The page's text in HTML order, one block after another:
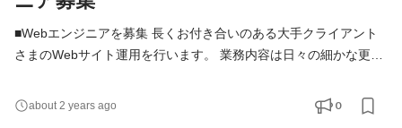
■Webエンジニアを募集 長くお付き合いのある大手クライアント
さまのWebサイト運用を行います。 業務内容は日々の細かな更新
の開発、サイト全体の設計など多岐にわたります。 フロントエン
ドが中心の業務ですが、バックエンドのスキルがあると有利な場
about 2 years ago 0